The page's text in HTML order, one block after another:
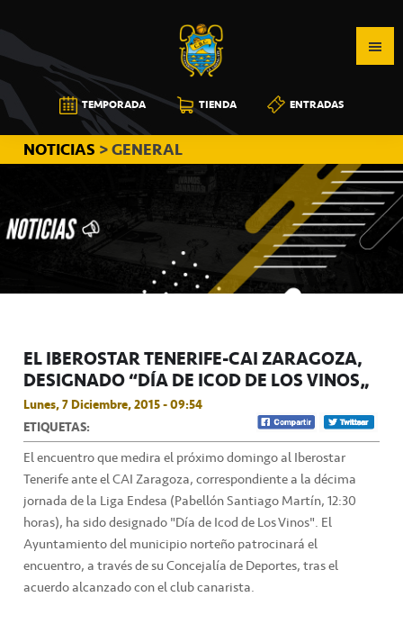
a
la
navegación
principal
al
contenido
principal
a
la
barra
lateral
principal
CB
CANARIAS
TEMPORADA TIENDA ENTRADAS
NOTICIAS > GENERAL
EL IBEROSTAR TENERIFE-CAI ZARAGOZA,
DESIGNADO “DÍA DE ICOD DE LOS VINOS”
Lunes, 7 Diciembre, 2015 - 09:54
ETIQUETAS:
El encuentro que medira el próximo domingo al Iberostar
Tenerife ante el CAI Zaragoza, correspondiente a la décima
jornada de la Liga Endesa (Pabellón Santiago Martín, 12:30
horas), ha sido designado "Día de Icod de Los Vinos". El
Ayuntamiento del municipio norteño patrocinará el
encuentro, a través de su Concejalía de Deportes, tras el
acuerdo alcanzado con el club canarista.